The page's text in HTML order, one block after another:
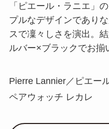
「ピエール・ラニエ」
プルなデザインであり
スで凜々しさを演出。
ルバー×ブラックでお揃
Pierre Lannier／ピエー
ペアウォッチ レカレ